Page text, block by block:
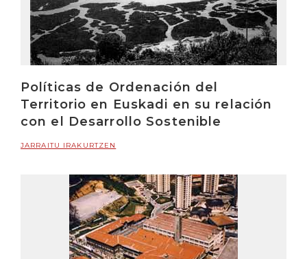
Políticas de Ordenación del
Territorio en Euskadi en su relación
con el Desarrollo Sostenible
JARRAITU IRAKURTZEN